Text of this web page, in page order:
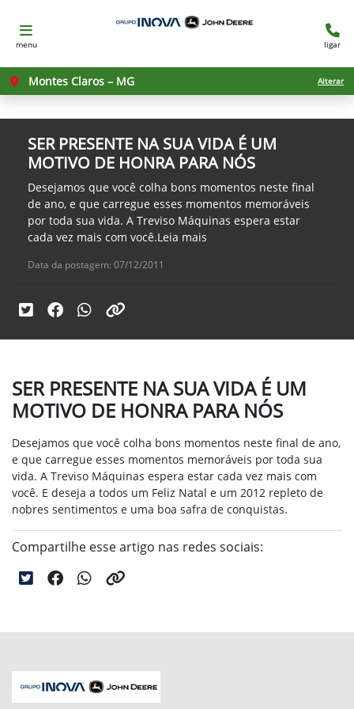
menu ligar
Montes Claros – MG Alterar
SER PRESENTE NA SUA VIDA É UM
MOTIVO DE HONRA PARA NÓS
Desejamos que você colha bons momentos neste final
de ano, e que carregue esses momentos memoráveis
por toda sua vida. A Treviso Máquinas espera estar
cada vez mais com você.Leia mais
Data da postagem: 07/12/2011
SER PRESENTE NA SUA VIDA É UM
MOTIVO DE HONRA PARA NÓS
Desejamos que você colha bons momentos neste final de ano,
e que carregue esses momentos memoráveis por toda sua
vida. A Treviso Máquinas espera estar cada vez mais com
você. E deseja a todos um Feliz Natal e um 2012 repleto de
nobres sentimentos e uma boa safra de conquistas.
Compartilhe esse artigo nas redes sociais: